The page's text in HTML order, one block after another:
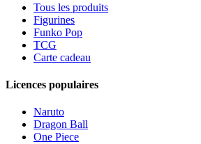
Tous les produits
Figurines
Funko Pop
TCG
Carte cadeau
Licences populaires
Naruto
Dragon Ball
One Piece